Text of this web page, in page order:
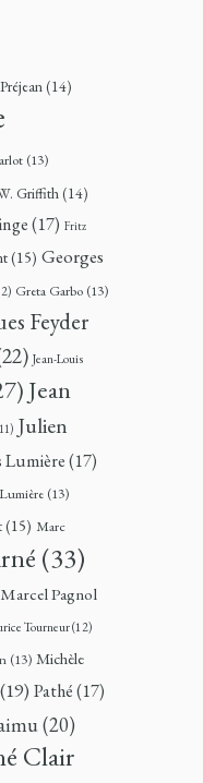
(14)
(13)
Griffith(14)
(17) Fritz
(15) Georges
Greta Garbo (13)
Feyder
Jean-Louis
Jean
Julien
Lumière(17)
(13)
(15) Marc
(33)
Marcel Pagnol
Tourneur(12)
(13) Michèle
(19) Pathé(17)
(20)
Clair